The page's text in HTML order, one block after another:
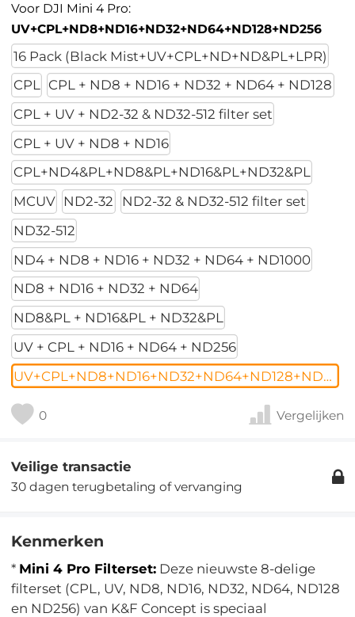
Voor DJI Mini 4 Pro:
UV+CPL+ND8+ND16+ND32+ND64+ND128+ND256
16 Pack (Black Mist+UV+CPL+ND+ND&PL+LPR)
CPL CPL + ND8 + ND16 + ND32 + ND64 + ND128
CPL + UV + ND2-32 & ND32-512 filter set
CPL + UV + ND8 + ND16
CPL+ND4&PL+ND8&PL+ND16&PL+ND32&PL
MCUV
ND2-32
ND2-32 & ND32-512 filter set
ND32-512
ND4 + ND8 + ND16 + ND32 + ND64 + ND1000
ND8 + ND16 + ND32 + ND64
ND8&PL + ND16&PL + ND32&PL
UV + CPL + ND16 + ND64 + ND256
UV+CPL+ND8+ND16+ND32+ND64+ND128+ND256
0 Vergelijken
Veilige transactie
30 dagen terugbetaling of vervanging
Kenmerken
* Mini 4 Pro Filterset: Deze nieuwste 8-delige
filterset (CPL, UV, ND8, ND16, ND32, ND64, ND128
en ND256) van K&F Concept is speciaal